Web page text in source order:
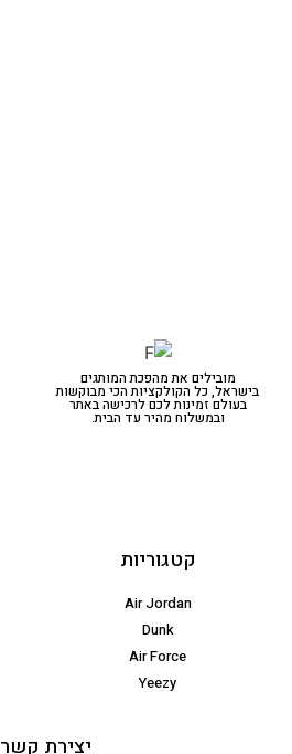
מובילים את מהפכת המותגים
בישראל, כל הקולקציות הכי מבוקשות
בעולם זמינות לכם לרכישה באתר
ובמשלוח מהיר עד הבית.
קטגוריות
Air Jordan
Dunk
Air Force
Yeezy
יצירת קשר